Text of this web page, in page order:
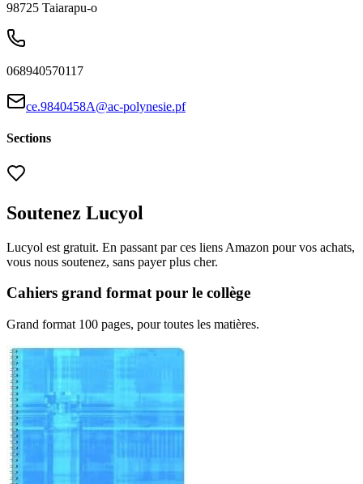
98725 Taiarapu-o
068940570117
ce.9840458A@ac-polynesie.pf
Sections
Soutenez Lucyol
Lucyol est gratuit. En passant par ces liens Amazon pour vos achats,
vous nous soutenez, sans payer plus cher.
Cahiers grand format pour le collège
Grand format 100 pages, pour toutes les matières.